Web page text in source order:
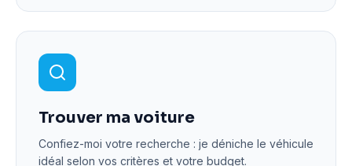
Trouver ma voiture
Confiez-moi votre recherche : je déniche le véhicule
idéal selon vos critères et votre budget.